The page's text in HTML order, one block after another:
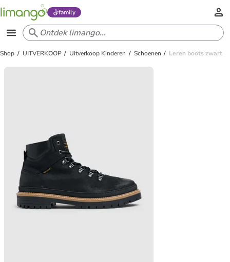
family
Shop UITVERKOOP Uitverkoop Kinderen Schoenen Leren boots zwart